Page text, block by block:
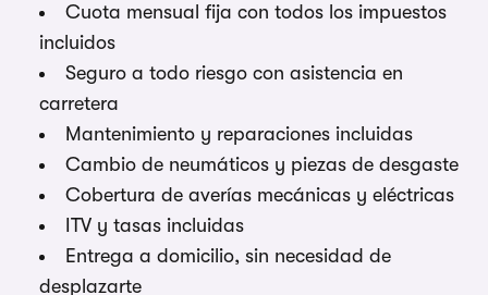
Cuota mensual fija con todos los impuestos
incluidos
Seguro a todo riesgo con asistencia en
carretera
Mantenimiento y reparaciones incluidas
Cambio de neumáticos y piezas de desgaste
Cobertura de averías mecánicas y eléctricas
ITV y tasas incluidas
Entrega a domicilio, sin necesidad de
desplazarte